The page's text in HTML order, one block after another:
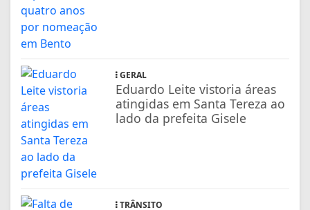
GERAL
Eduardo Leite vistoria áreas
atingidas em Santa Tereza ao
lado da prefeita Gisele
TRÂNSITO